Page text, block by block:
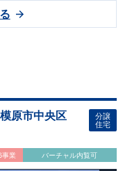
できる
ンサニタリー
​
ます↓
ト同時受賞
・2024年、東栄住宅
」が受賞いたしまし
度の地震に耐える力
ての性能評価を全号棟
ル取得 ・『設計』住
宮営業所 TEL
0798-
原市中央区
分譲
住宅
業 バーチャル内覧可